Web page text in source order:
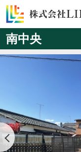
南中央